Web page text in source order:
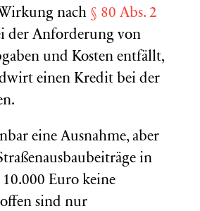
nach § 80 Abs. 2
der Anforderung von
und Kosten entfällt,
einen Kredit bei der
eine Ausnahme, aber
in
Euro keine
sind nur